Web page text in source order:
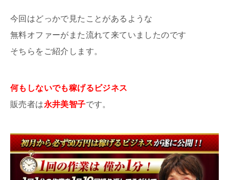
今回はどっかで見たことがあるような
無料オファーがまた流れて来ていましたのです
そちらをご紹介します。
何もしないでも稼げるビジネス
販売者は永井美智子です。